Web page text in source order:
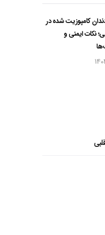
کامپوزیت شده در
نکات ایمنی و